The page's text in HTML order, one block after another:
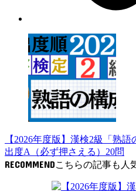
【2026年度版】漢検2級「熟
出度A（必ず押さえる）20問
RECOMMEND